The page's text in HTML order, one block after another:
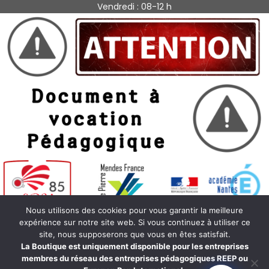
Vendredi : 08-12 h
Recherche sur ce site
Rechercher :
Nous utilisons des cookies pour vous garantir la meilleure
expérience sur notre site web. Si vous continuez à utiliser ce
site, nous supposerons que vous en êtes satisfait.
La Boutique est uniquement disponible pour les entreprises
membres du réseau des entreprises pédagogiques REEP ou